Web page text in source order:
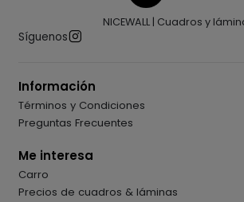
NICEWALL | Cuadros y
Síguenos
Información
Términos y Condiciones
Preguntas Frecuentes
Me interesa
Carro
Precios de cuadros & láminas